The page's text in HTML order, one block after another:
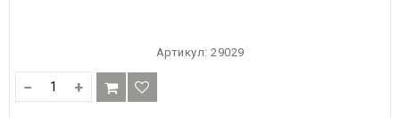
Артикул: 29029
− +